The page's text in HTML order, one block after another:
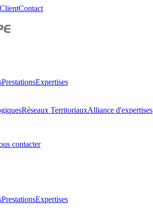
Contact
PrestationsExpertises
Réseaux TerritoriauxAlliance d'expertises
contacter
PrestationsExpertises